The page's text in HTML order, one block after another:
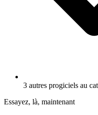
3 autres progiciels au
Essayez, là, maintenant